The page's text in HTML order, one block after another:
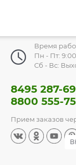
Время
Пн - Пт: 9:00
Сб - Вс:
8495 287-
8800 555-
Прием заказов
Есть вопросы?